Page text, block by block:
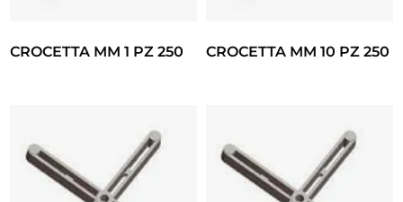
CROCETTA MM 1 PZ 250 CROCETTA MM 10 PZ 250